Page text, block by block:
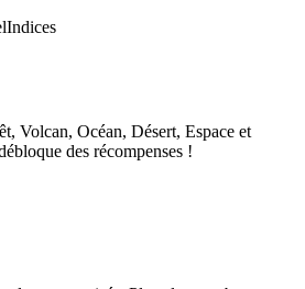
Indices
Volcan, Océan, Désert, Espace et
des récompenses !